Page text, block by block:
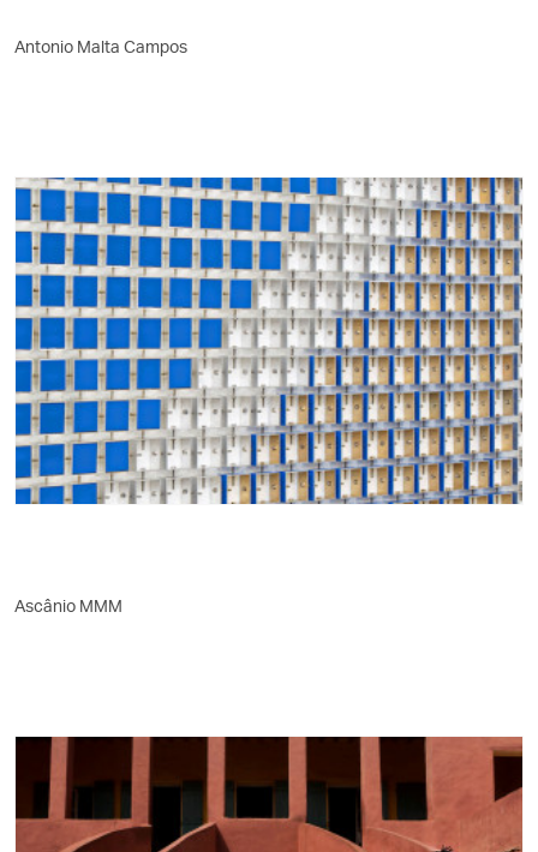
Antonio Malta Campos
Ascânio MMM